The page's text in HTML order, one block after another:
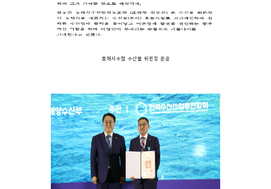
동해시수협 수산물 위판장 준공